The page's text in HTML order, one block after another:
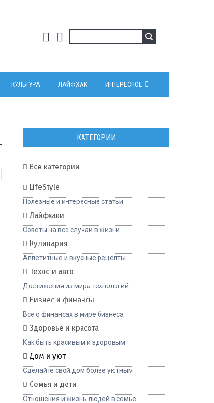
КУЛЬТУРА ЛАЙФХАК ИНТЕРЕСНОЕ
КАТЕГОРИИ
Все категории
LifeStyle
Полезные и интересные статьи
Лайфхаки
Советы на все случаи в жизни
Кулинария
Аппетитные и вкусные рецепты
Техно и авто
Достижения из мира технологий
Бизнес и финансы
Все о финансах в мире бизнеса
Здоровье и красота
Как быть красивым и здоровым
Дом и уют
Сделайте свой дом более уютным
Семья и дети
Отношения и жизнь людей в семье